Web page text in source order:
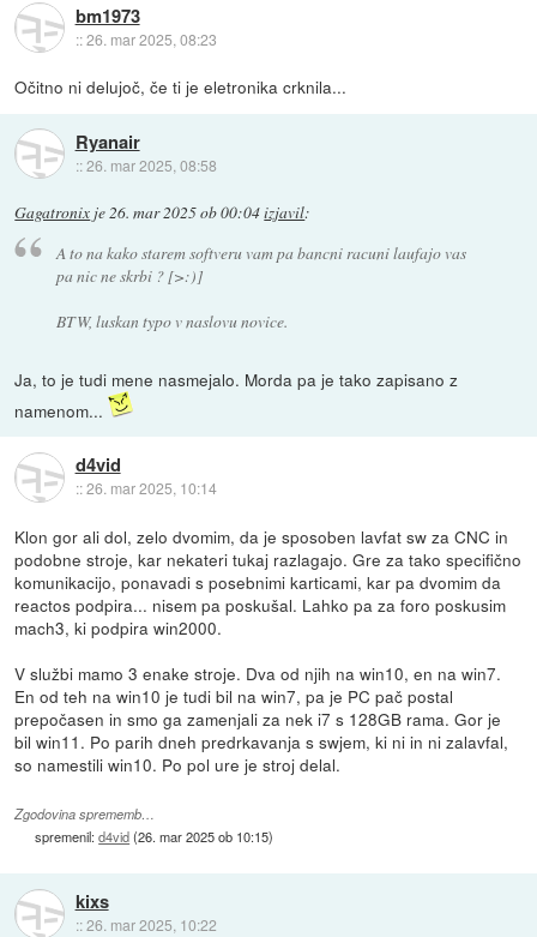
bm1973
::26. mar 2025, 08:23
Očitno ni delujoč, če ti je eletronika crknila...
Ryanair
::26. mar 2025, 08:58
Gagatronix je26. mar 2025 ob 00:04izjavil:
A to na kako starem softveru vam pa bancni racuni laufajo vas
pa nic ne skrbi ? [>:)]
BTW, luskan typo v naslovu novice.
Ja, to je tudi mene nasmejalo. Morda pa je tako zapisano z
namenom...
d4vid
::26. mar 2025, 10:14
Klon gor ali dol, zelo dvomim, da je sposoben lavfat sw za CNC in
podobne stroje, kar nekateri tukaj razlagajo. Gre za tako specifično
komunikacijo, ponavadi s posebnimi karticami, kar pa dvomim da
reactos podpira... nisem pa poskušal. Lahko pa za foro poskusim
mach3, ki podpira win2000.
V službi mamo 3 enake stroje. Dva od njih na win10, en na win7.
En od teh na win10 je tudi bil na win7, pa je PC pač postal
prepočasen in smo ga zamenjali za nek i7 s 128GB rama. Gor je
bil win11. Po parih dneh predrkavanja s swjem, ki ni in ni zalavfal,
so namestili win10. Po pol ure je stroj delal.
Zgodovina sprememb…
spremenil:d4vid(26. mar 2025 ob 10:15)
kixs
::26. mar 2025, 10:22